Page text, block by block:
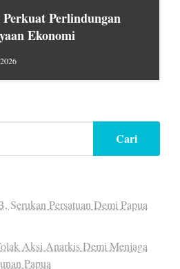
Perlindungan
Ekonomi
Cari
Persatuan Demi Papua
Aksi Anarkis Demi Menjaga
Papua